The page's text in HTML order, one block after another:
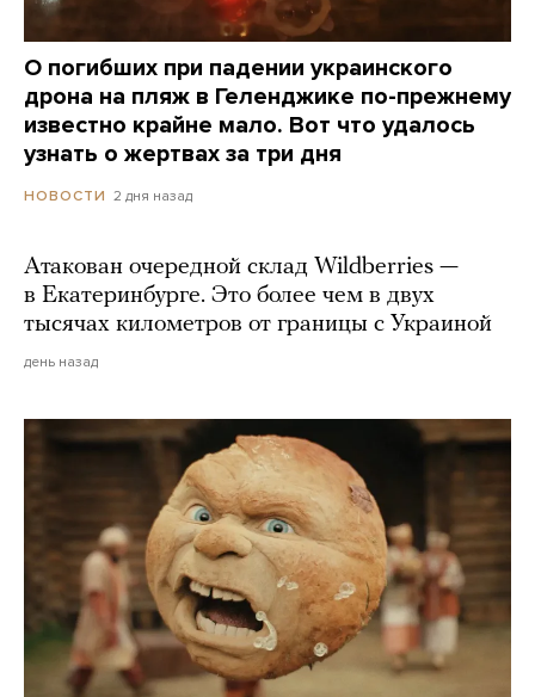
О погибших при падении украинского
дрона на пляж в Геленджике по-прежнему
известно крайне мало. Вот что удалось
узнать о жертвах за три дня
НОВОСТИ 2 дня назад
Атакован очередной склад Wildberries —
в Екатеринбурге. Это более чем в двух
тысячах километров от границы с Украиной
день назад